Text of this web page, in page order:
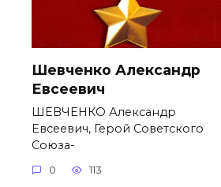
Шевченко Александр
Евсеевич
ШЕВЧЕНКО Александр
Евсеевич, Герой Советского
Союза-
0 113